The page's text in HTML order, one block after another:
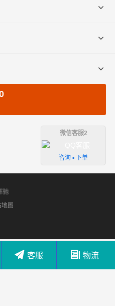
微信客服2
咨询 ▪ 下单
驰
地图
客服 物流